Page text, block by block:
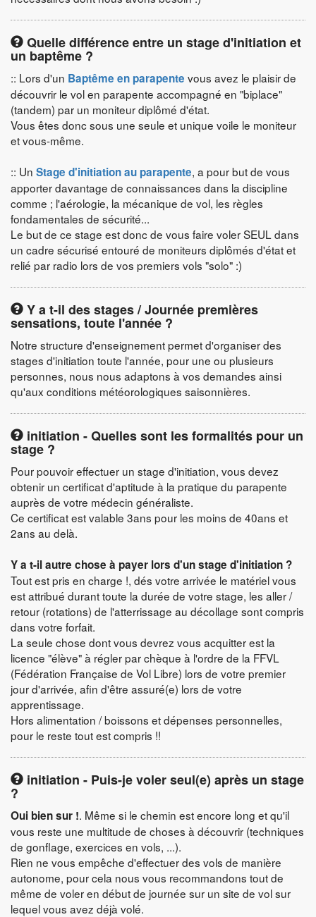
Quelle différence entre un stage d'initiation et
un baptême ?
:: Lors d'un Baptême en parapente vous avez le plaisir de
découvrir le vol en parapente accompagné en "biplace"
(tandem) par un moniteur diplômé d'état.
Vous êtes donc sous une seule et unique voile le moniteur
et vous-même.
:: Un Stage d'initiation au parapente, a pour but de vous
apporter davantage de connaissances dans la discipline
comme ; l'aérologie, la mécanique de vol, les règles
fondamentales de sécurité...
Le but de ce stage est donc de vous faire voler SEUL dans
un cadre sécurisé entouré de moniteurs diplômés d'état et
relié par radio lors de vos premiers vols "solo" :)
Y a t-il des stages / Journée premières
sensations, toute l'année ?
Notre structure d'enseignement permet d'organiser des
stages d'initiation toute l'année, pour une ou plusieurs
personnes, nous nous adaptons à vos demandes ainsi
qu'aux conditions météorologiques saisonnières.
initiation - Quelles sont les formalités pour un
stage ?
Pour pouvoir effectuer un stage d'initiation, vous devez
obtenir un certificat d'aptitude à la pratique du parapente
auprès de votre médecin généraliste.
Ce certificat est valable 3ans pour les moins de 40ans et
2ans au delà.
Y a t-il autre chose à payer lors d'un stage d'initiation ?
Tout est pris en charge !, dés votre arrivée le matériel vous
est attribué durant toute la durée de votre stage, les aller /
retour (rotations) de l'atterrissage au décollage sont compris
dans votre forfait.
La seule chose dont vous devrez vous acquitter est la
licence "élève" à régler par chèque à l'ordre de la FFVL
(Fédération Française de Vol Libre) lors de votre premier
jour d'arrivée, afin d'être assuré(e) lors de votre
apprentissage.
Hors alimentation / boissons et dépenses personnelles,
pour le reste tout est compris !!
initiation - Puis-je voler seul(e) après un stage
?
Oui bien sur !. Même si le chemin est encore long et qu'il
vous reste une multitude de choses à découvrir (techniques
de gonflage, exercices en vols, ...).
Rien ne vous empêche d'effectuer des vols de manière
autonome, pour cela nous vous recommandons tout de
même de voler en début de journée sur un site de vol sur
lequel vous avez déjà volé.